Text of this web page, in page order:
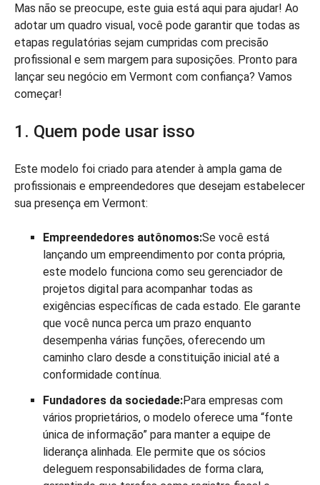
Mas não se preocupe, este guia está aqui para ajudar! Ao
adotar um quadro visual, você pode garantir que todas as
etapas regulatórias sejam cumpridas com precisão
profissional e sem margem para suposições. Pronto para
lançar seu negócio em Vermont com confiança? Vamos
começar!
1. Quem pode usar isso
Este modelo foi criado para atender à ampla gama de
profissionais e empreendedores que desejam estabelecer
sua presença em Vermont:
Empreendedores autônomos:Se você está
lançando um empreendimento por conta própria,
este modelo funciona como seu gerenciador de
projetos digital para acompanhar todas as
exigências específicas de cada estado. Ele garante
que você nunca perca um prazo enquanto
desempenha várias funções, oferecendo um
caminho claro desde a constituição inicial até a
conformidade contínua.
Fundadores da sociedade:Para empresas com
vários proprietários, o modelo oferece uma “fonte
única de informação” para manter a equipe de
liderança alinhada. Ele permite que os sócios
deleguem responsabilidades de forma clara,